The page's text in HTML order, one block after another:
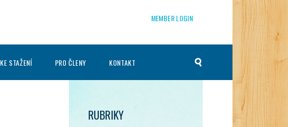
MEMBER LOGIN
KE STAŽENÍ PRO ČLENY KONTAKT
RUBRIKY